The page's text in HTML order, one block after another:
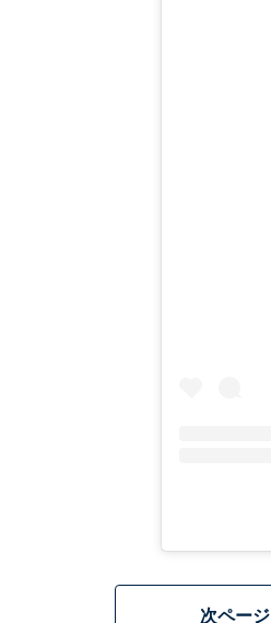
次ページ